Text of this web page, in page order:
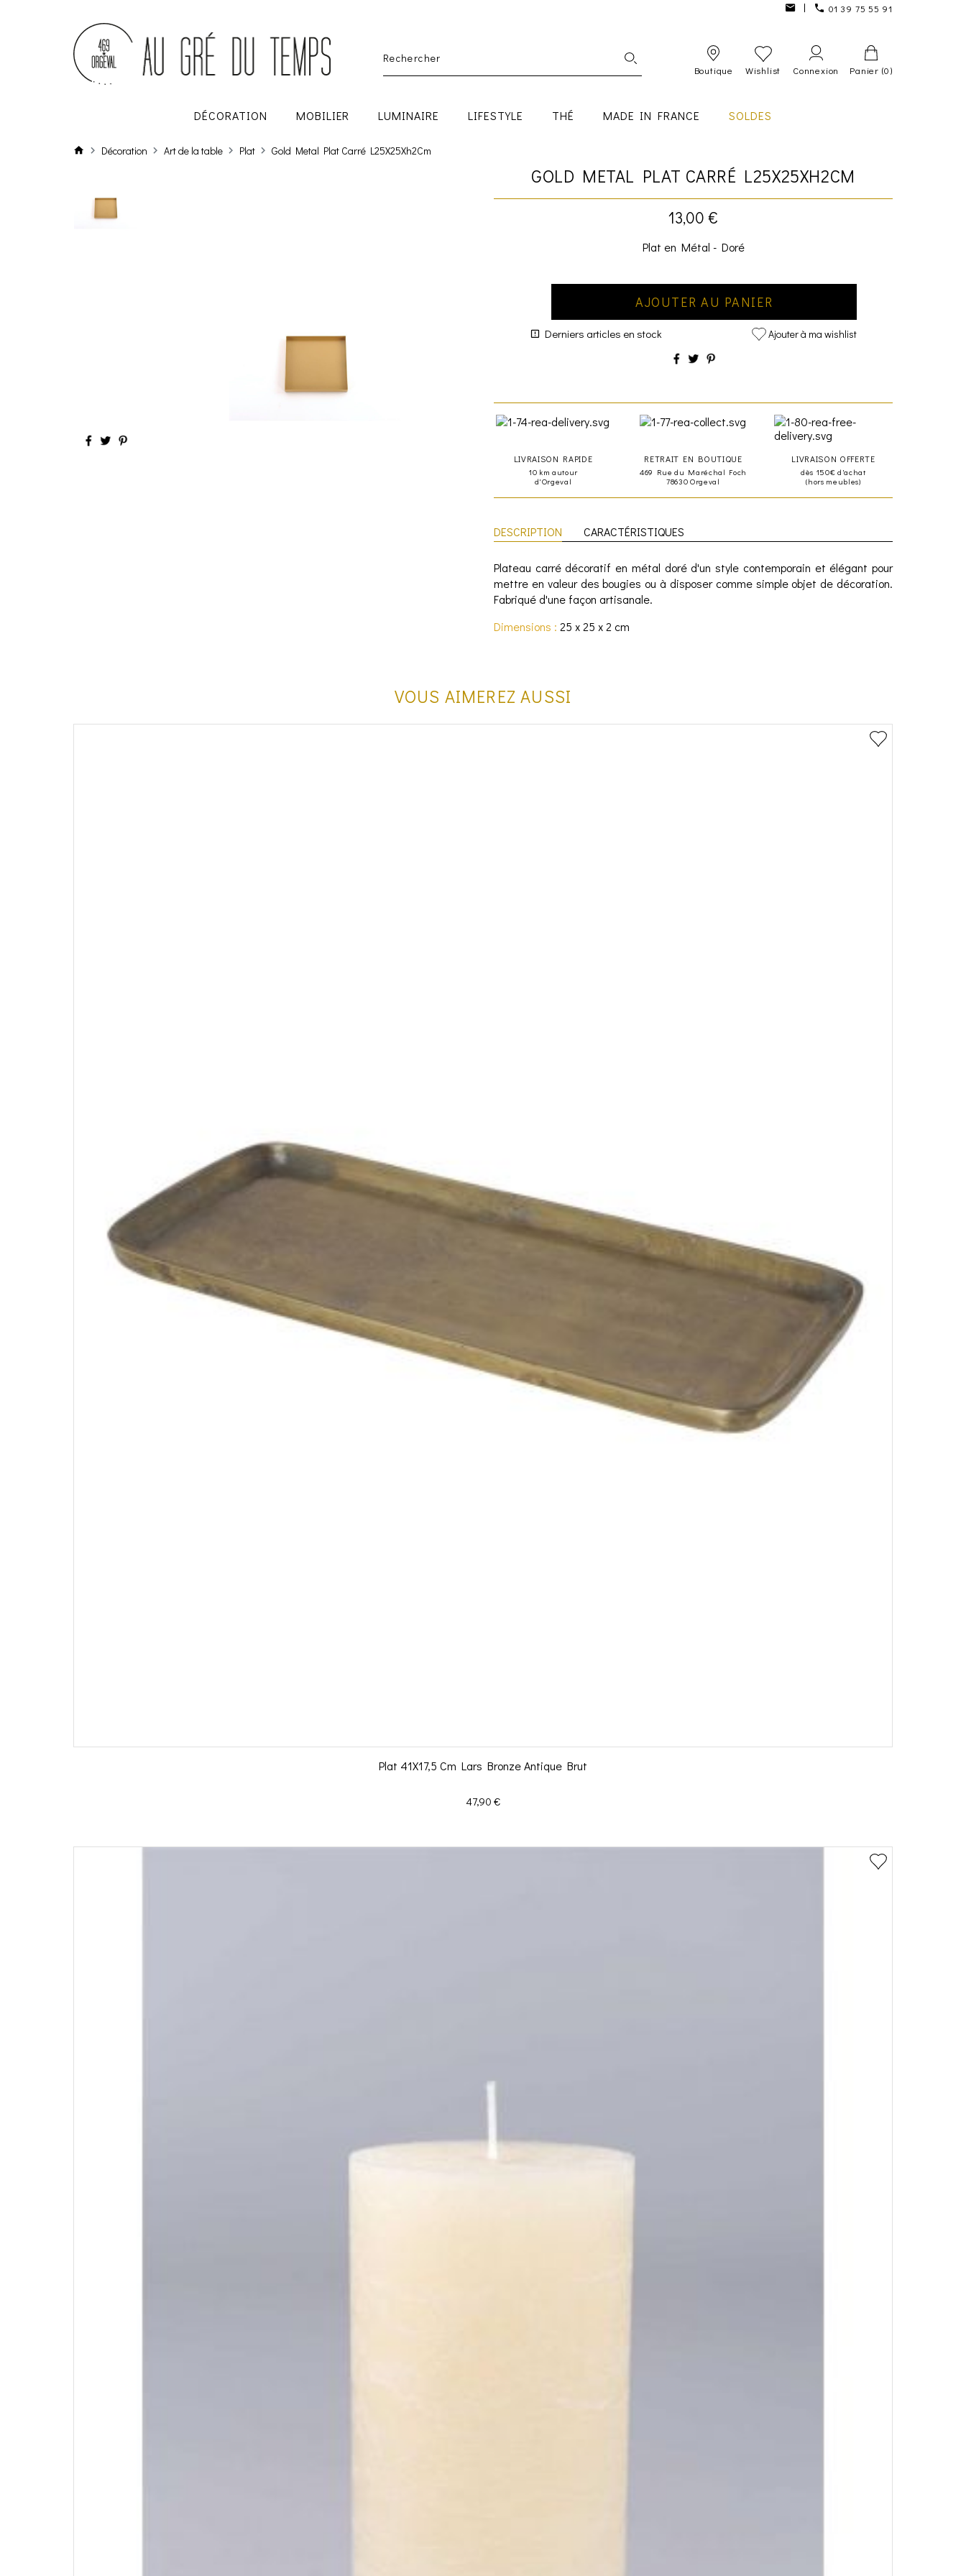
01 39 75 55 91
Boutique Wishlist Connexion Panier (0)
DÉCORATION MOBILIER LUMINAIRE LIFESTYLE THÉ MADE IN FRANCE SOLDES
Décoration Art de la table Plat Gold Metal Plat Carré L25X25Xh2Cm
GOLD METAL PLAT CARRÉ L25X25XH2CM
13,00 €
Plat en Métal - Doré
AJOUTER AU PANIER
Derniers articles en stock Ajouter à ma wishlist
LIVRAISON RAPIDE
10 km autour
d'Orgeval
RETRAIT EN BOUTIQUE
469 Rue du Maréchal Foch
78630 Orgeval
LIVRAISON OFFERTE
dès 150€ d'achat
(hors meubles)
DESCRIPTION CARACTÉRISTIQUES
Plateau carré décoratif en métal doré d'un style contemporain et élégant pour
mettre en valeur des bougies ou à disposer comme simple objet de décoration.
Fabriqué d'une façon artisanale.
Dimensions : 25 x 25 x 2 cm
VOUS AIMEREZ AUSSI
Plat 41X17,5 Cm Lars Bronze Antique Brut
Prix
47,90 €